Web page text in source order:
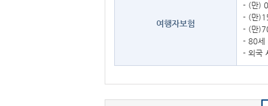
여행자보험
- (만) 0
- (만
- (만
- 80세
- 외국